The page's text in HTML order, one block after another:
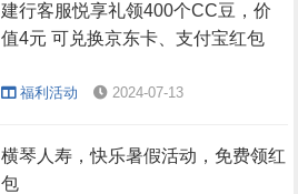
建行客服悦享礼领400个CC豆，价
值4元 可兑换京东卡、支付宝红包
福利活动 2024-07-13
横琴人寿，快乐暑假活动，免费领红
包